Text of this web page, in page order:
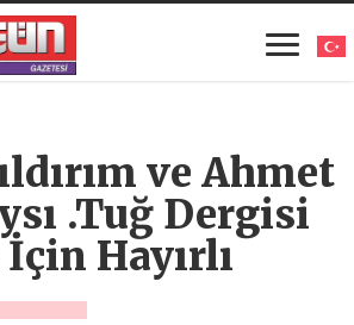
ve Ahmet
.Tuğ Dergisi
Hayırlı